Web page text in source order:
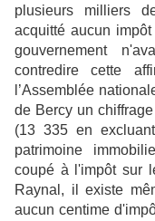
plusieurs milliers
acquitté aucun
gouvernement
contredire cette
l’Assemblée
de Bercy un
(13 335 en
patrimoine
coupé à l'impôt sur
Raynal, il existe
aucun centime